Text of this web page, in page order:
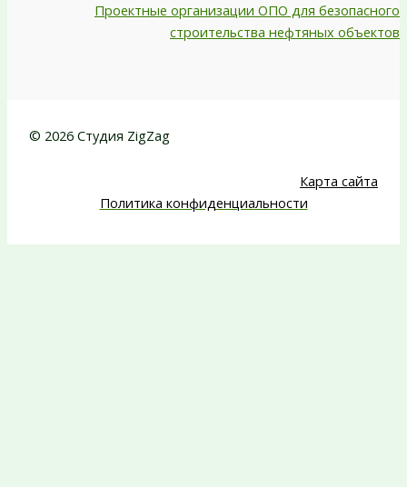
Проектные организации ОПО для безопасного
строительства нефтяных объектов
© 2026 Студия ZigZag
Карта сайта
Политика конфиденциальности